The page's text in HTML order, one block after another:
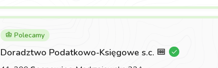
Polecamy
Doradztwo Podatkowo-Księgowe s.c.